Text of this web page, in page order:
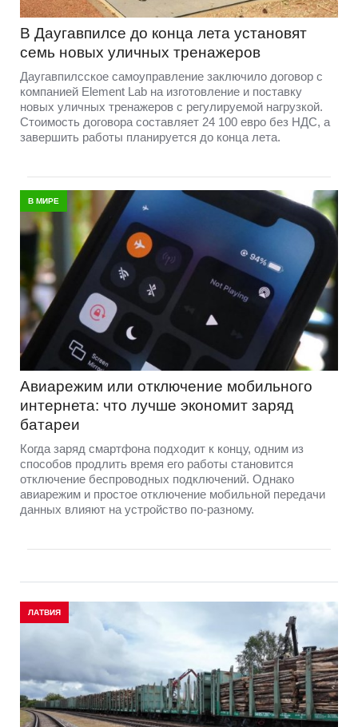
В Даугавпилсе до конца лета установят
семь новых уличных тренажеров
Даугавпилсское самоуправление заключило договор с
компанией Element Lab на изготовление и поставку
новых уличных тренажеров с регулируемой нагрузкой.
Стоимость договора составляет 24 100 евро без НДС, а
завершить работы планируется до конца лета.
В МИРЕ
Авиарежим или отключение мобильного
интернета: что лучше экономит заряд
батареи
Когда заряд смартфона подходит к концу, одним из
способов продлить время его работы становится
отключение беспроводных подключений. Однако
авиарежим и простое отключение мобильной передачи
данных влияют на устройство по-разному.
ЛАТВИЯ